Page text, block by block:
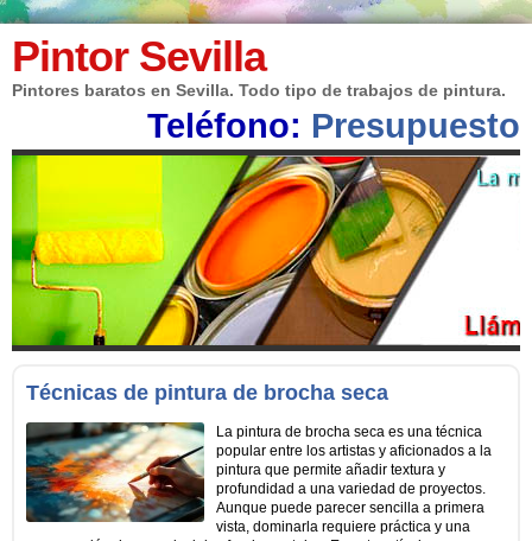
Pintor Sevilla
Pintores baratos en Sevilla. Todo tipo de trabajos de pintura.
Teléfono: Presupuesto
Técnicas de pintura de brocha seca
La pintura de brocha seca es una técnica
popular entre los artistas y aficionados a la
pintura que permite añadir textura y
profundidad a una variedad de proyectos.
Aunque puede parecer sencilla a primera
vista, dominarla requiere práctica y una